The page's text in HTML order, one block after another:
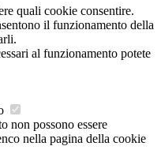
quali cookie consentire.
il funzionamento della
al funzionamento potete
non possono essere
nella pagina della cookie